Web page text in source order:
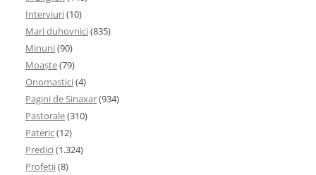
Interviuri(10)
Mari duhovnici(835)
Minuni(90)
Moaşte(79)
Onomastici(4)
Pagini de Sinaxar(934)
Pastorale(310)
Pateric(12)
Predici(1.324)
Profetii(8)